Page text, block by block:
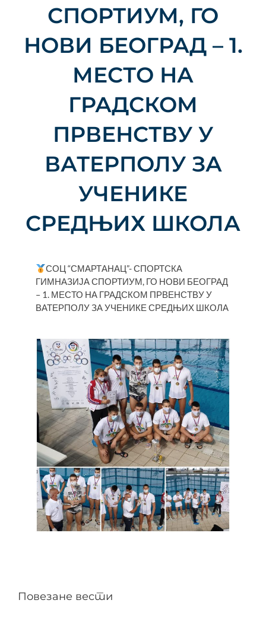
СПОРТИУМ, ГО
НОВИ БЕОГРАД – 1.
МЕСТО НА
ГРАДСКОМ
ПРВЕНСТВУ У
ВАТЕРПОЛУ ЗА
УЧЕНИКЕ
СРЕДЊИХ ШКОЛА
СОЦ “СМАРТАНАЦ”- СПОРТСКА
ГИМНАЗИЈА СПОРТИУМ, ГО НОВИ БЕОГРАД
– 1. МЕСТО НА ГРАДСКОМ ПРВЕНСТВУ У
ВАТЕРПОЛУ ЗА УЧЕНИКЕ СРЕДЊИХ ШКОЛА
Повезане вести